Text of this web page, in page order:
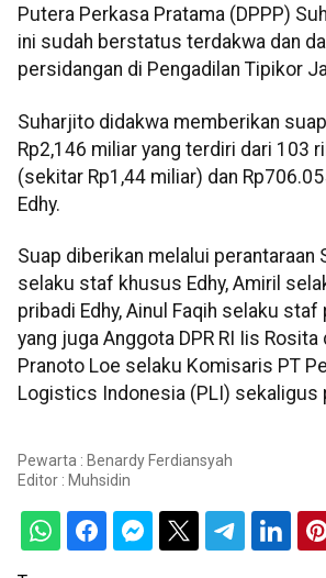
Putera Perkasa Pratama (DPPP)
ini sudah berstatus terdakwa dan
persidangan di Pengadilan Tipikor
Suharjito didakwa memberikan
Rp2,146 miliar yang terdiri dari 103
(sekitar Rp1,44 miliar) dan
Edhy.
Suap diberikan melalui perantaraan
selaku staf khusus Edhy, Amiril
pribadi Edhy, Ainul Faqih selaku
yang juga Anggota DPR RI Iis Rosita
Pranoto Loe selaku Komisaris PT
Logistics Indonesia (PLI) sekaligus
Pewarta : Benardy Ferdiansyah
Editor : Muhsidin